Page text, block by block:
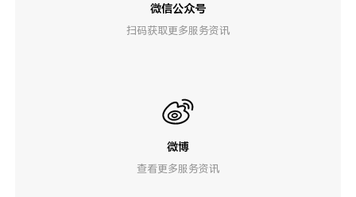
微信公众号
扫码获取更多服务资讯
微博
查看更多服务资讯